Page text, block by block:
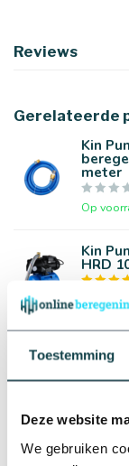
Toestemming
Deze website
We gebruiken
Reviews
Gerelateerde
Kin
meter
Op
Kin
HRD
Op
met
DAB